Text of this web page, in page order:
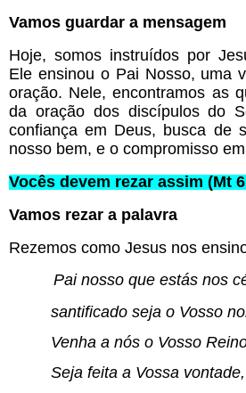
Vamos guardar a mensagem
Hoje, somos instruídos por
Ele ensinou o Pai Nosso, uma
oração. Nele, encontramos as
da oração dos discípulos do
confiança em Deus, busca de
nosso bem, e o compromisso
Vocês devem rezar assim (Mt
Vamos rezar a palavra
Rezemos como Jesus nos
Pai nosso que estás nos
santificado seja o Vosso
Venha a nós o Vosso
Seja feita a Vossa vontade,